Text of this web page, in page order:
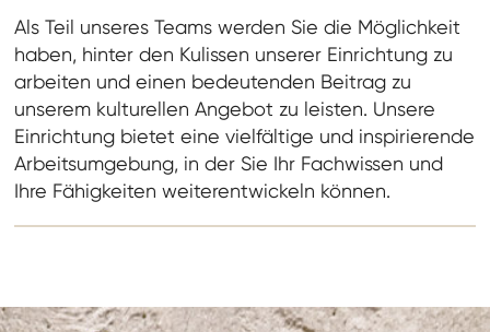
Als Teil unseres Teams werden Sie die Möglichkeit
haben, hinter den Kulissen unserer Einrichtung zu
arbeiten und einen bedeutenden Beitrag zu
unserem kulturellen Angebot zu leisten. Unsere
Einrichtung bietet eine vielfältige und inspirierende
Arbeitsumgebung, in der Sie Ihr Fachwissen und
Ihre Fähigkeiten weiterentwickeln können.